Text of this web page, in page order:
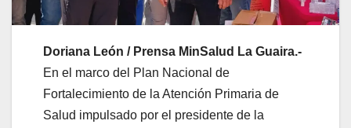
Doriana León / Prensa MinSalud La Guaira.-
En el marco del Plan Nacional de
Fortalecimiento de la Atención Primaria de
Salud impulsado por el presidente de la